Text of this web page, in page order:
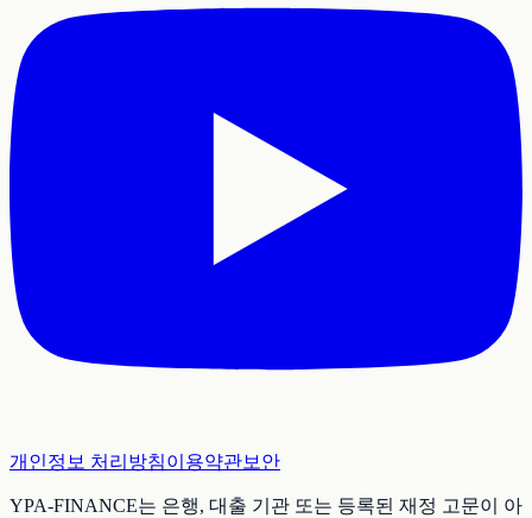
개인정보 처리방침이용약관보안
YPA-FINANCE는 은행, 대출 기관 또는 등록된 재정 고문이 아